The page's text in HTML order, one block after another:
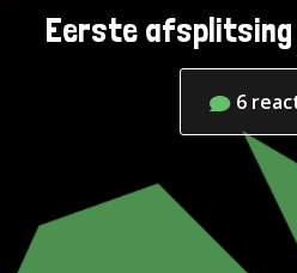
Eerste afsplitsing
6